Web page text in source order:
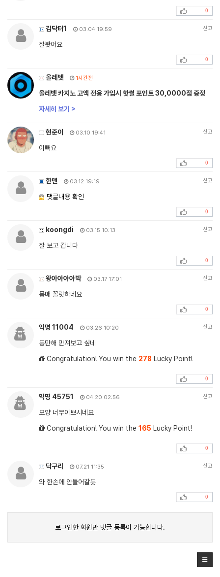
0
김닥터1 03.04 19:59 신고
잘봣어요
0
올레벳 1시간전
올레벳 카지노 고액 전용 가입시 핫썰 포인트 30,0000점 증정
자세히 보기 >
현준이 03.10 19:41 신고
이뻐요
0
한맨 03.12 19:19 신고
댓글내용 확인
0
koongdi 03.15 10:13 신고
잘 보고 갑니다
0
왕아아아아박 03.17 17:01 신고
몸매 꼴릿하네요
0
익명 11004 03.26 10:20 신고
풍만해 만져보고 싶네
Congratulation! You win the 278 Lucky Point!
0
익명 45751 04.20 02:56 신고
모양 너무이쁘시네요
Congratulation! You win the 165 Lucky Point!
0
닥구리 07.21 11:35 신고
와 한손에 안들어갈듯
0
로그인한 회원만 댓글 등록이 가능합니다.